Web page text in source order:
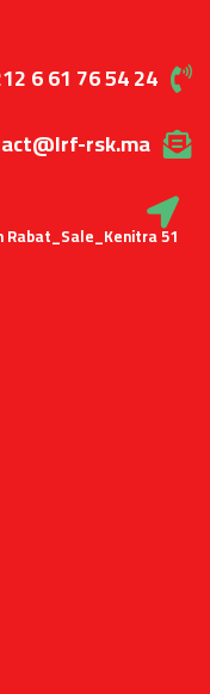
6 61 76 54 24
rsk.ma
Rabat_Sale_Kenitra